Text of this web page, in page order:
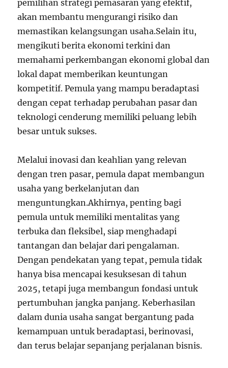
pemilihan strategi pemasaran yang efektif,
akan membantu mengurangi risiko dan
memastikan kelangsungan usaha.Selain itu,
mengikuti berita ekonomi terkini dan
memahami perkembangan ekonomi global dan
lokal dapat memberikan keuntungan
kompetitif. Pemula yang mampu beradaptasi
dengan cepat terhadap perubahan pasar dan
teknologi cenderung memiliki peluang lebih
besar untuk sukses.
Melalui inovasi dan keahlian yang relevan
dengan tren pasar, pemula dapat membangun
usaha yang berkelanjutan dan
menguntungkan.Akhirnya, penting bagi
pemula untuk memiliki mentalitas yang
terbuka dan fleksibel, siap menghadapi
tantangan dan belajar dari pengalaman.
Dengan pendekatan yang tepat, pemula tidak
hanya bisa mencapai kesuksesan di tahun
2025, tetapi juga membangun fondasi untuk
pertumbuhan jangka panjang. Keberhasilan
dalam dunia usaha sangat bergantung pada
kemampuan untuk beradaptasi, berinovasi,
dan terus belajar sepanjang perjalanan bisnis.